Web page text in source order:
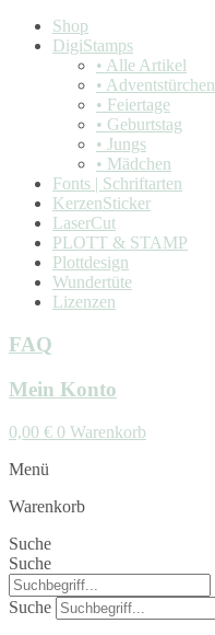
Shop
DigiStamps
• Alle Artikel
• Adventstürchen
• Feiertage
• Geburtstag
• Jungs
• Mädchen
Fonts | Schriftarten
KerzenSticker
LaserCut
PLOTT & STAMP
Plottdesign
Wundertüte
Lizenzen
FAQ
Mein Konto
0,00 € 0 Warenkorb
Menü
Warenkorb
Suche
Suche
Suche